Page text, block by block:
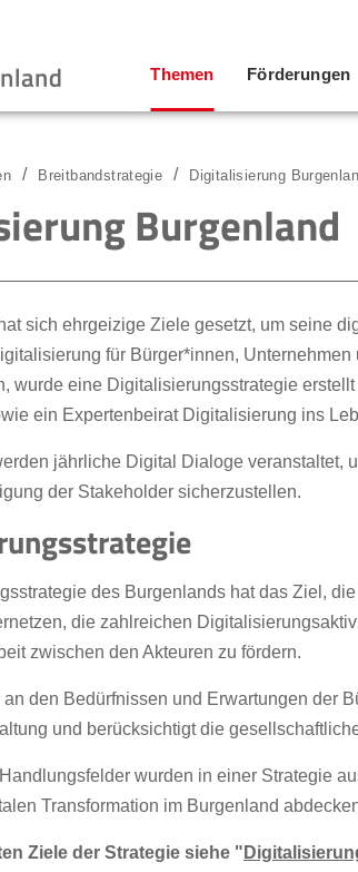
Themen Förderungen
Breitbandstrategie Digitalisierung
Burgenland
sich ehrgeizige Ziele gesetzt, um seine
für Bürger*innen,
wurde eine Digitalisierungsstrategie
ein Expertenbeirat Digitalisierung ins
jährliche Digital Dialoge veranstaltet,
der Stakeholder sicherzustellen.
des Burgenlands hat das Ziel,
die zahlreichen
zwischen den Akteuren zu fördern.
den Bedürfnissen und Erwartungen der
und berücksichtigt die
wurden in einer Strategie
Transformation im Burgenland
Ziele der Strategie siehe "